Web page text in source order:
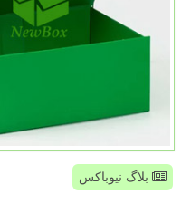
بلاگ نیوباکس